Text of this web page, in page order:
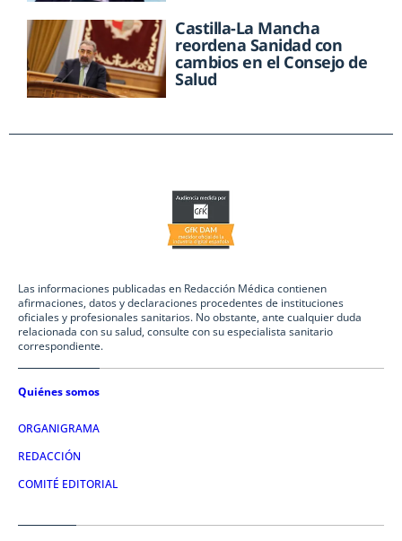
Castilla-La Mancha
reordena Sanidad con
cambios en el Consejo de
Salud
Las informaciones publicadas en Redacción Médica contienen
afirmaciones, datos y declaraciones procedentes de instituciones
oficiales y profesionales sanitarios. No obstante, ante cualquier duda
relacionada con su salud, consulte con su especialista sanitario
correspondiente.
Quiénes somos
ORGANIGRAMA
REDACCIÓN
COMITÉ EDITORIAL